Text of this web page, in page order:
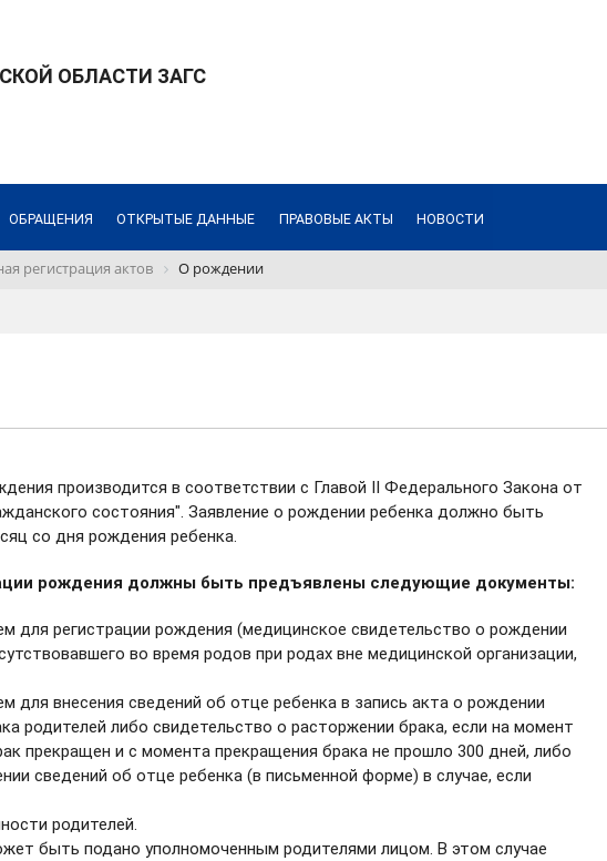
ОБЛАСТИ ЗАГС
ОБРАЩЕНИЯ ОТКРЫТЫЕ ДАННЫЕ ПРАВОВЫЕ АКТЫ НОВОСТИ
регистрация актов О рождении
производится в соответствии с Главой II Федерального Закона от
состояния". Заявление о рождении ребенка должно быть
со дня рождения ребенка.
рождения должны быть предъявлены следующие документы:
для регистрации рождения (медицинское свидетельство о рождении
во время родов при родах вне медицинской организации,
для внесения сведений об отце ребенка в запись акта о рождении
родителей либо свидетельство о расторжении брака, если на момент
прекращен и с момента прекращения брака не прошло 300 дней, либо
сведений об отце ребенка (в письменной форме) в случае, если
родителей.
быть подано уполномоченным родителями лицом. В этом случае